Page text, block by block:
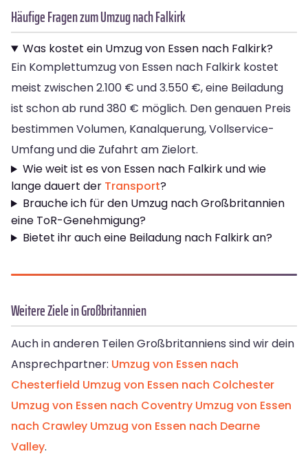
Häufige Fragen zum Umzug nach Falkirk
Was kostet ein Umzug von Essen nach Falkirk?
Ein Komplettumzug von Essen nach Falkirk kostet
meist zwischen 2.100 € und 3.550 €, eine Beiladung
ist schon ab rund 380 € möglich. Den genauen Preis
bestimmen Volumen, Kanalquerung, Vollservice-
Umfang und die Zufahrt am Zielort.
Wie weit ist es von Essen nach Falkirk und wie
lange dauert der Transport?
Brauche ich für den Umzug nach Großbritannien
eine ToR-Genehmigung?
Bietet ihr auch eine Beiladung nach Falkirk an?
Weitere Ziele in Großbritannien
Auch in anderen Teilen Großbritanniens sind wir dein
Ansprechpartner: Umzug von Essen nach
Chesterfield Umzug von Essen nach Colchester
Umzug von Essen nach Coventry Umzug von Essen
nach Crawley Umzug von Essen nach Dearne
Valley.